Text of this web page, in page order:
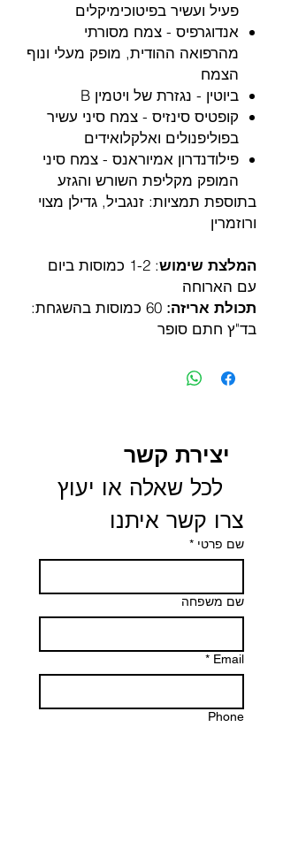
פעיל ועשיר בפיטוכימיקלים
אנדוגרפיס - צמח מסורתי
מהרפואה ההודית, מופק מעלי ונוף
הצמח
ביוטין - נגזרת של ויטמין B
קופטיס סינזיס - צמח סיני עשיר
בפוליפנולים ואלקלואידים
פילודנדרון אמיוראנס - צמח סיני
המופק מקליפת השורש והגזע
בתוספת תמציות: זנגביל, גדילן מצוי
ורוזמרין
המלצת שימוש
: 1-2 כמוסות ביום
עם הארוחה
תכולת אריזה:
60 כמוסות בהשגחת:
בד"ץ חתם סופר
יצירת קשר
צרו קשר איתנו
שם פרטי *
שם משפחה
Email
*
Phone